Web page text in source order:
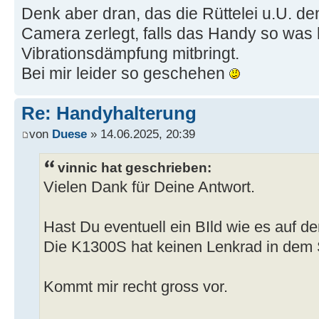
Denk aber dran, das die Rüttelei u.U.
Camera zerlegt, falls das Handy so
Vibrationsdämpfung mitbringt.
Bei mir leider so geschehen
Re: Handyhalterung
von Duese » 14.06.2025, 20:39
vinnic hat geschrieben:
Vielen Dank für Deine Antwort.
Hast Du eventuell ein BIld wie es auf
Die K1300S hat keinen Lenkrad in dem
Kommt mir recht gross vor.